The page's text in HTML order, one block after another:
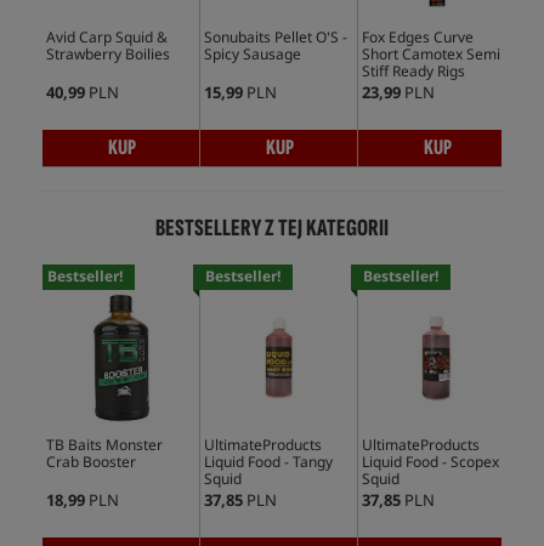
Avid Carp Squid &
Strawberry Boilies
40,99 PLN
KUP
Sonubaits Pellet O'S -
Spicy Sausage
15,99 PLN
KUP
Fox Edges Curve
Short Camotex Semi
Stiff Ready Rigs
23,99 PLN
KUP
BESTSELLERY Z TEJ KATEGORII
Bestseller!
TB Baits Monster
Crab Booster
18,99 PLN
Bestseller!
UltimateProducts
Liquid Food - Tangy
Squid
37,85 PLN
Bestseller!
UltimateProducts
Liquid Food - Scopex
Squid
37,85 PLN